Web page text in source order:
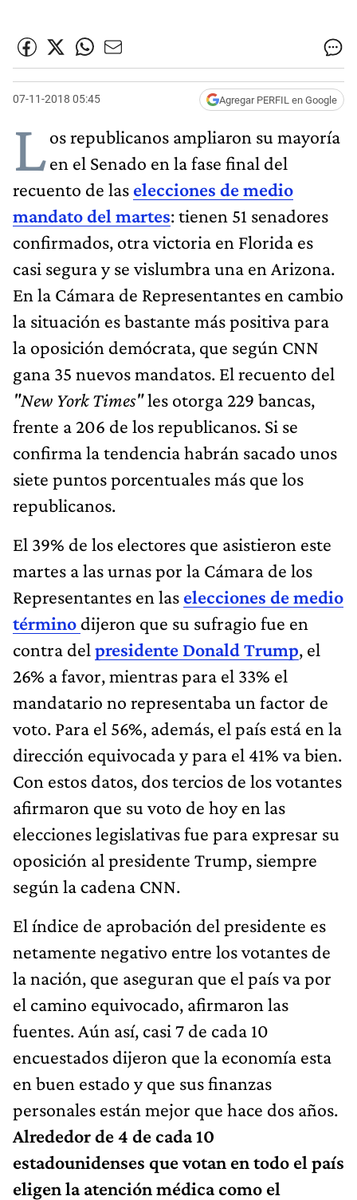
07-11-2018 05:45 Agregar PERFIL en Google
Los republicanos ampliaron su mayoría
en el Senado en la fase final del
recuento de las elecciones de medio
mandato del martes: tienen 51 senadores
confirmados, otra victoria en Florida es
casi segura y se vislumbra una en Arizona.
En la Cámara de Representantes en cambio
la situación es bastante más positiva para
la oposición demócrata, que según CNN
gana 35 nuevos mandatos. El recuento del
"New York Times"les otorga 229 bancas,
frente a 206 de los republicanos. Si se
confirma la tendencia habrán sacado unos
siete puntos porcentuales más que los
republicanos.
El 39% de los electores que asistieron este
martes a las urnas por la Cámara de los
Representantes en las elecciones de medio
término dijeron que su sufragio fue en
contra del presidente Donald Trump, el
26% a favor, mientras para el 33% el
mandatario no representaba un factor de
voto. Para el 56%, además, el país está en la
dirección equivocada y para el 41% va bien.
Con estos datos, dos tercios de los votantes
afirmaron que su voto de hoy en las
elecciones legislativas fue para expresar su
oposición al presidente Trump, siempre
según la cadena CNN.
El índice de aprobación del presidente es
netamente negativo entre los votantes de
la nación, que aseguran que el país va por
el camino equivocado, afirmaron las
fuentes. Aún así, casi 7 de cada 10
encuestados dijeron que la economía esta
en buen estado y que sus finanzas
personales están mejor que hace dos años.
Alrededor de 4 de cada 10
estadounidenses que votan en todo el país
eligen la atención médica como el